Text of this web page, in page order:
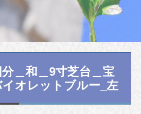
＿和＿9寸芝台＿宝
オレットブルー_左